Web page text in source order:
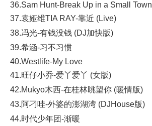
36.Sam Hunt-Break Up in a Small Town
37.袁娅维TIA RAY-靠近 (Live)
38.冯光-有钱没钱 (DJ加快版)
39.希涵-习不习惯
40.Westlife-My Love
41.旺仔小乔-爱丫爱丫 (女版)
42.Mukyo木西-在桂林眺望你 (暖情版)
43.阿刁哇-外婆的澎湖湾 (DJHouse版)
44.时代少年团-渐暖